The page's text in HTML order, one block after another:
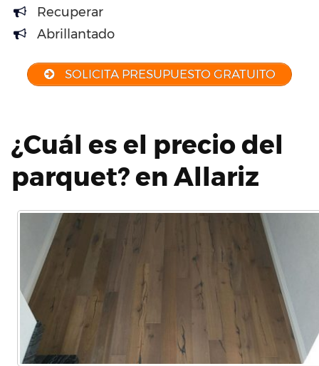
Recuperar
Abrillantado
SOLICITA PRESUPUESTO GRATUITO
¿Cuál es el precio del
parquet? en Allariz